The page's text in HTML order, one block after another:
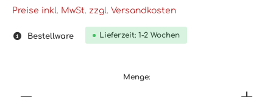
Preise inkl. MwSt. zzgl. Versandkosten
Bestellware Lieferzeit: 1-2 Wochen
Menge: